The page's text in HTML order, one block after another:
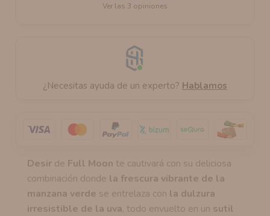
Desir de Full Moon te cautivará con su deliciosa
combinación donde la frescura vibrante de la
manzana verde se entrelaza con la dulzura
irresistible de la uva, todo envuelto en un sutil
Ver las 3 opiniones
¿Necesitas ayuda de un experto? Hablamos